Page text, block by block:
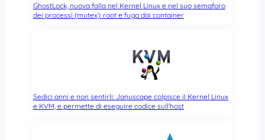
GhostLock, nuova falla nel Kernel Linux e nel suo semaforo
dei processi (mutex): root e fuga dai container
Sedici anni e non sentirli: Januscape colpisce il Kernel Linux
e KVM, e permette di eseguire codice sull’host